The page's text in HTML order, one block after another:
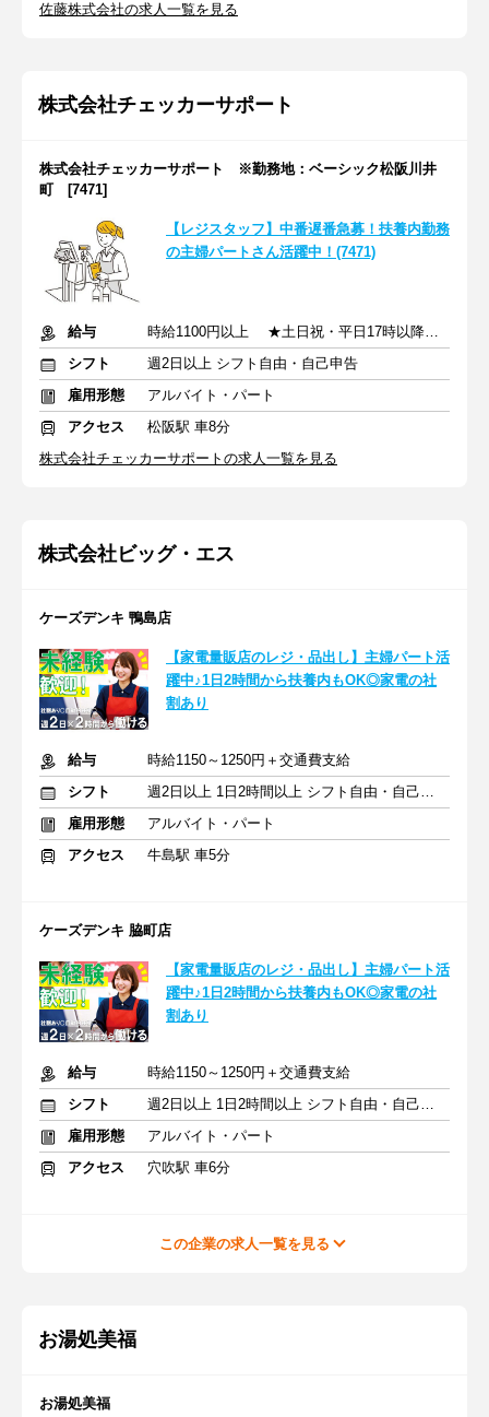
佐藤株式会社の求人一覧を見る
株式会社チェッカーサポート
株式会社チェッカーサポート ※勤務地：ベーシック松阪川井
町 [7471]
【レジスタッフ】中番遅番急募！扶養内勤務
の主婦パートさん活躍中！(7471)
給与
時給1100円以上 ★土日祝・平日17時以降は時給100円UP！
シフト
週2日以上 シフト自由・自己申告
雇用形態
アルバイト・パート
アクセス
松阪駅 車8分
株式会社チェッカーサポートの求人一覧を見る
株式会社ビッグ・エス
ケーズデンキ 鴨島店
【家電量販店のレジ・品出し】主婦パート活
躍中♪1日2時間から扶養内もOK◎家電の社
割あり
給与
時給1150～1250円＋交通費支給
シフト
週2日以上 1日2時間以上 シフト自由・自己申告
雇用形態
アルバイト・パート
アクセス
牛島駅 車5分
ケーズデンキ 脇町店
【家電量販店のレジ・品出し】主婦パート活
躍中♪1日2時間から扶養内もOK◎家電の社
割あり
給与
時給1150～1250円＋交通費支給
シフト
週2日以上 1日2時間以上 シフト自由・自己申告
雇用形態
アルバイト・パート
アクセス
穴吹駅 車6分
この企業の求人一覧を見る
お湯処美福
お湯処美福